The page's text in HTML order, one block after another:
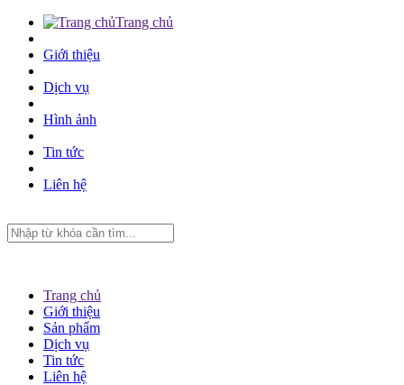
Trang chủ
Giới thiệu
Dịch vụ
Hình ảnh
Tin tức
Liên hệ
Trang chủ
Giới thiệu
Sản phẩm
Dịch vụ
Tin tức
Liên hệ